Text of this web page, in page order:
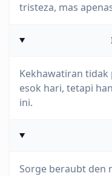
tristeza, mas
Kekhawatiran
esok hari, tetapi
ini.
Sorge beraubt den